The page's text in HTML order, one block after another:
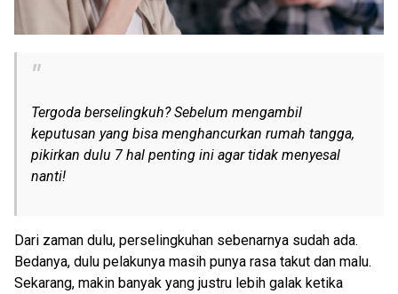
Tergoda berselingkuh? Sebelum mengambil
keputusan yang bisa menghancurkan rumah tangga,
pikirkan dulu 7 hal penting ini agar tidak menyesal
nanti!
Dari zaman dulu, perselingkuhan sebenarnya sudah ada.
Bedanya, dulu pelakunya masih punya rasa takut dan malu.
Sekarang, makin banyak yang justru lebih galak ketika